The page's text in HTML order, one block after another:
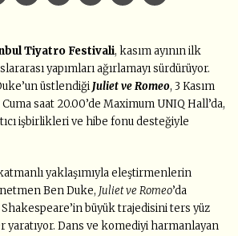
Tiyatro Festivali, kasım ayının ilk
yapımları ağırlamayı sürdürüyor.
üstlendiğiJuliet ve Romeo, 3 Kasım
saat 20.00’de Maximum UNIQ Hall’da,
işbirlikleri ve hibe fonu desteğiyle
yaklaşımıyla eleştirmenlerin
Ben Duke, Juliet ve Romeo’da
büyük trajedisini ters yüz
yaratıyor. Dans ve komediyi harmanlayan